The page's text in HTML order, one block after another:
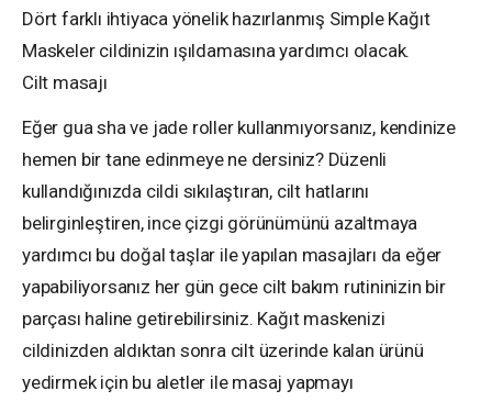
Dört farklı ihtiyaca yönelik hazırlanmış Simple Kağıt
Maskeler cildinizin ışıldamasına yardımcı olacak.
Cilt masajı
Eğer gua sha ve jade roller kullanmıyorsanız, kendinize
hemen bir tane edinmeye ne dersiniz? Düzenli
kullandığınızda cildi sıkılaştıran, cilt hatlarını
belirginleştiren, ince çizgi görünümünü azaltmaya
yardımcı bu doğal taşlar ile yapılan masajları da eğer
yapabiliyorsanız her gün gece cilt bakım rutininizin bir
parçası haline getirebilirsiniz. Kağıt maskenizi
cildinizden aldıktan sonra cilt üzerinde kalan ürünü
yedirmek için bu aletler ile masaj yapmayı